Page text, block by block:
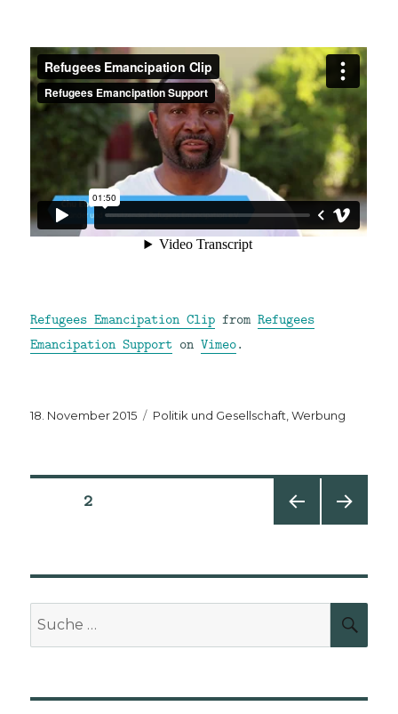
Refugees Emancipation Clip fromRefugees
Emancipation Support onVimeo.
Veröffentlicht
18. November 2015 Kategorien
Politik und Gesellschaft ,Werbung
Seitennummerierung
Beiträge
2